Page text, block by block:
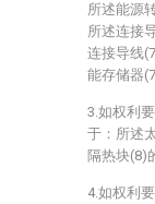
所述能源
所述连接
连接导线
能存储器
3.如权利
于：所述
隔热块(8)
4.如权利